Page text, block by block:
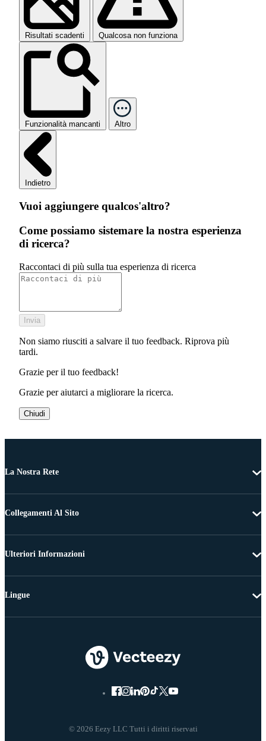
Risultati scadenti Qualcosa non funziona
Funzionalità mancanti Altro
Indietro
Vuoi aggiungere qualcos'altro?
Come possiamo sistemare la nostra esperienza
di ricerca?
Raccontaci di più sulla tua esperienza di ricerca
Invia
Non siamo riusciti a salvare il tuo feedback. Riprova più
tardi.
Grazie per il tuo feedback!
Grazie per aiutarci a migliorare la ricerca.
Chiudi
La Nostra Rete
Collegamenti Al Sito
Ulteriori Informazioni
© 2026 Eezy LLC Tutti i diritti riservati
Lingue